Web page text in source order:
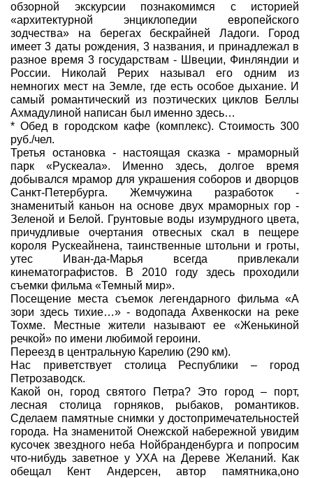
обзорной экскурсии познакомимся с историей
«архитектурной энциклопедии европейского
зодчества» на берегах бескрайней Ладоги. Город
имеет 3 даты рождения, 3 названия, и принадлежал в
разное время 3 государствам - Швеции, Финляндии и
России. Николай Рерих называл его одним из
немногих мест на Земле, где есть особое дыхание. И
самый романтический из поэтических циклов Беллы
Ахмадулиной написан был именно здесь…
* Обед в городском кафе (комплекс). Стоимость 300
руб./чел.
Третья остановка - настоящая сказка - мраморный
парк «Рускеала». Именно здесь, долгое время
добывался мрамор для украшения соборов и дворцов
Санкт-Петербурга. Жемчужина разработок -
знаменитый каньон на основе двух мраморных гор -
Зеленой и Белой. Грунтовые воды изумрудного цвета,
причудливые очертания отвесных скал в пещере
короля Рускеайнена, таинственные штольни и гроты,
утес Иван-да-Марья всегда привлекали
кинематографистов. В 2010 году здесь проходили
съемки фильма «Темный мир».
Посещение места съемок легендарного фильма «А
зори здесь тихие…» - водопада Ахвенкоски на реке
Тохме. Местные жители называют ее «Женькиной
речкой» по имени любимой героини.
Переезд в центральную Карелию (290 км).
Нас приветствует столица Республики – город
Петрозаводск.
Какой он, город святого Петра? Это город – порт,
лесная столица горняков, рыбаков, романтиков.
Сделаем памятные снимки у достопримечательностей
города. На знаменитой Онежской набережной увидим
кусочек звездного неба Нойбранденбурга и попросим
что-нибудь заветное у УХА на Дереве Желаний. Как
обещал Кент Андерсен, автор памятника,оно